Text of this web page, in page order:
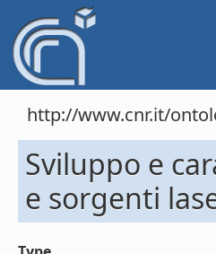
http://www.cnr.it/
Sviluppo e
e sorgenti